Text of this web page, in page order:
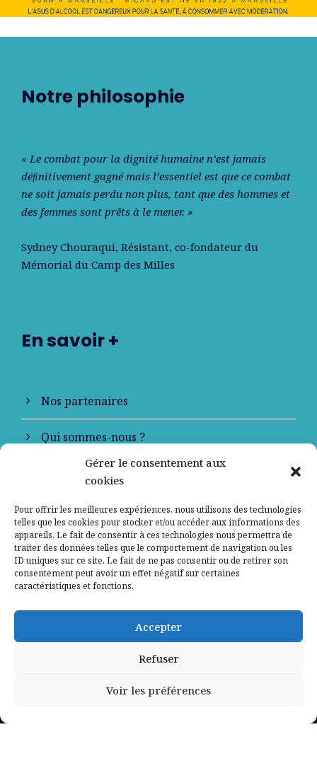
Gérer le consentement aux
cookies
Pour offrir les meilleures expériences, nous utilisons des technologies
telles que les cookies pour stocker et/ou accéder aux informations des
appareils. Le fait de consentir à ces technologies nous permettra de
traiter des données telles que le comportement de navigation ou les
ID uniques sur ce site. Le fait de ne pas consentir ou de retirer son
consentement peut avoir un effet négatif sur certaines
caractéristiques et fonctions.
Accepter
Refuser
Voir les préférences
Notre philosophie
« Le combat pour la dignité humaine n’est jamais
déﬁnitivement gagné mais l’essentiel est que ce combat
ne soit jamais perdu non plus, tant que des hommes et
des femmes sont prêts à le mener. »
Sydney Chouraqui, Résistant, co-fondateur du
Mémorial du Camp des Milles
En savoir +
Nos partenaires
Qui sommes-nous ?
Contactez-nous
Mentions légales
Politique de confidentialité